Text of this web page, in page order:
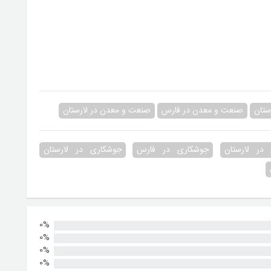
صنعت و معدن در فارس صنعت و معدن در لارستان
لارستان جوشکاری در فارس
جوشکاری در لارستان
0%
0%
0%
0%